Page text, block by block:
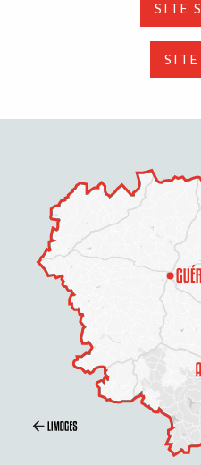
SITE
SITE